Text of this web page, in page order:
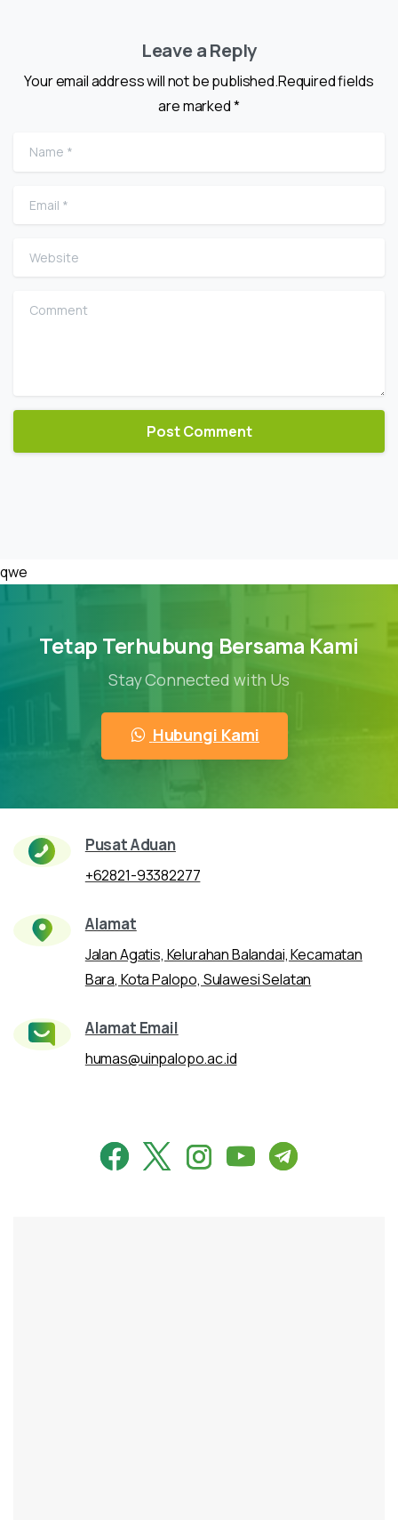
Leave a Reply
Your email address will not be published.Required fields
are marked *
Name
Email
Website
Comment
qwe
Tetap Terhubung Bersama Kami
Stay Connected with Us
Hubungi Kami
Pusat Aduan
+62821-93382277
Alamat
Jalan Agatis, Kelurahan Balandai, Kecamatan
Bara, Kota Palopo, Sulawesi Selatan
Alamat Email
humas@uinpalopo.ac.id